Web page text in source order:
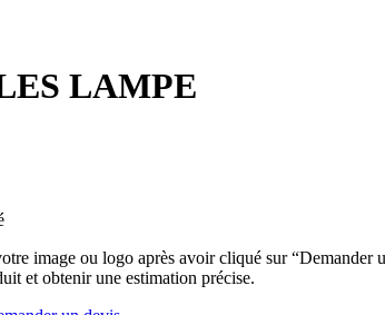
LAMPE
image ou logo après avoir cliqué sur “Demander
et obtenir une estimation précise.